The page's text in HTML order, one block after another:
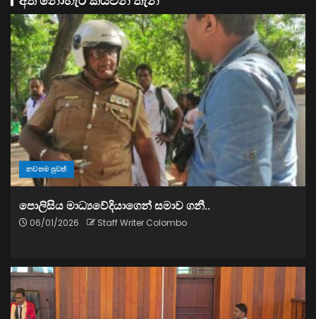
නවතම පුවත්
පොලිසිය මාධ්‍යවේදියාගෙන් සමාව ගනී..
06/01/2026 Staff Writer Colombo